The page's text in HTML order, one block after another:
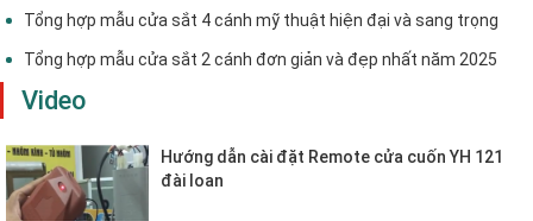
Tổng hợp mẫu cửa sắt 4 cánh mỹ thuật hiện đại và sang trọng
Tổng hợp mẫu cửa sắt 2 cánh đơn giản và đẹp nhất năm 2025
Video
Hướng dẫn cài đặt Remote cửa cuốn YH 121
đài loan